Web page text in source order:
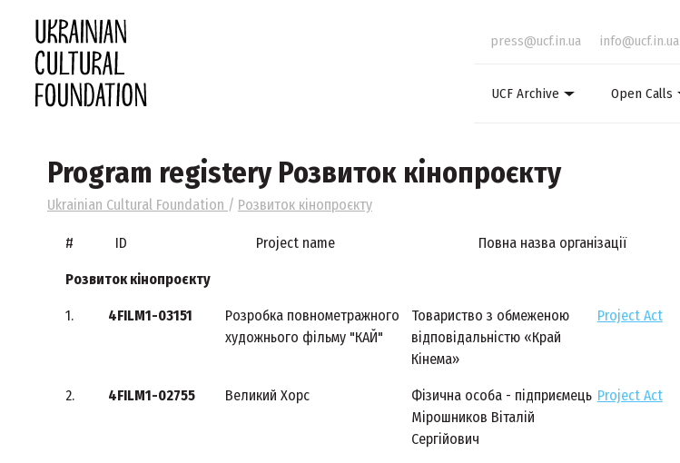
press@ucf.in.ua info@ucf.in.ua
UCF Archive Open Calls
Program registery Розвиток кінопроєкту
Ukrainian Cultural Foundation / Розвиток кінопроєкту
# ID Project name Повна назва організації
Розвиток кінопроєкту
1. 4FILM1-03151
Розробка повнометражного
художнього фільму "КАЙ"
Товариство з обмеженою
відповідальністю «Край
Кінема»
Project Act
2. 4FILM1-02755 Великий Хорс
Фізична особа - підприємець
Мірошников Віталій
Сергійович
Project Act